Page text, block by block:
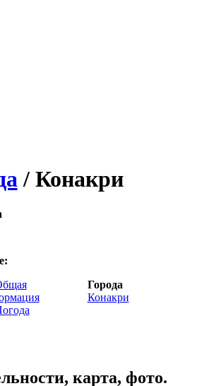
/ Конакри
Города
Конакри
карта, фото.